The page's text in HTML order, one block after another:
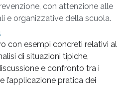
con attenzione alle
e organizzative della scuola.
con esempi concreti relativi al
di situazioni tipiche,
e confronto tra i
l’applicazione pratica dei